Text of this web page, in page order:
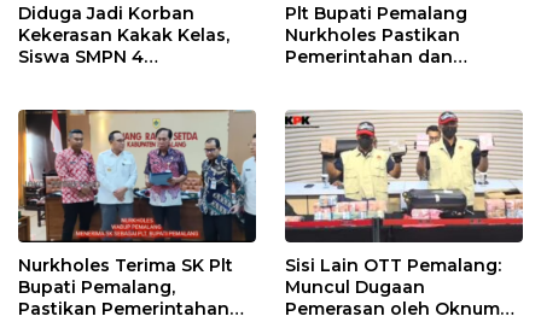
Diduga Jadi Korban
Kekerasan Kakak Kelas,
Siswa SMPN 4
Plt Bupati Pemalang
Nurkholes Pastikan
Pemerintahan dan
Nurkholes Terima SK Plt
Bupati Pemalang,
Pastikan Pemerintahan
Sisi Lain OTT Pemalang:
Muncul Dugaan
Pemerasan oleh Oknum